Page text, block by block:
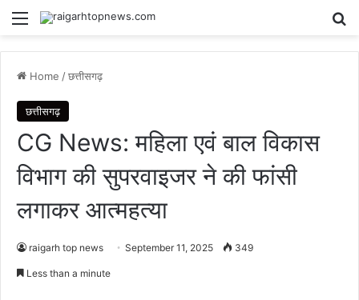
Menu
Home /छत्तीसगढ़
छत्तीसगढ़
CG News: महिला एवं बाल विकास
विभाग की सुपरवाइजर ने की फांसी
लगाकर आत्महत्या
raigarh top news September 11, 2025 349
Less than a minute